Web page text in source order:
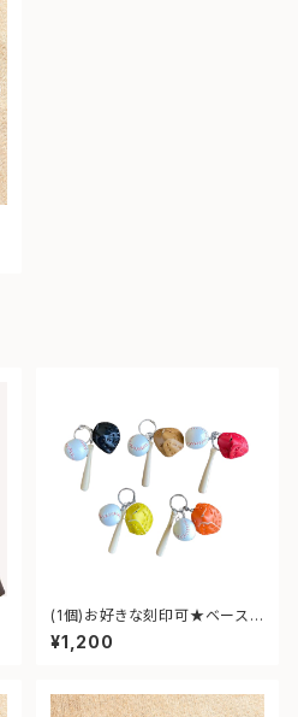
(1個)お好きな刻印可★ベース
ボールキーホルダー(送料無料)
¥1,200